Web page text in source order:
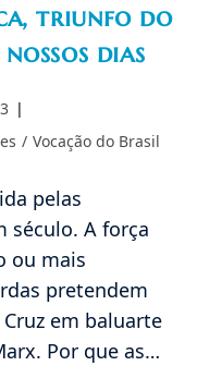
triunfo do
dias
/ Vocação do Brasil
pelas
século. A força
ou mais
pretendem
em baluarte
Por que as…